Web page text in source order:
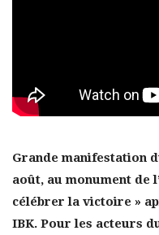
Grande manifestation
août, au monument de
célébrer la victoire »
IBK. Pour les acteurs